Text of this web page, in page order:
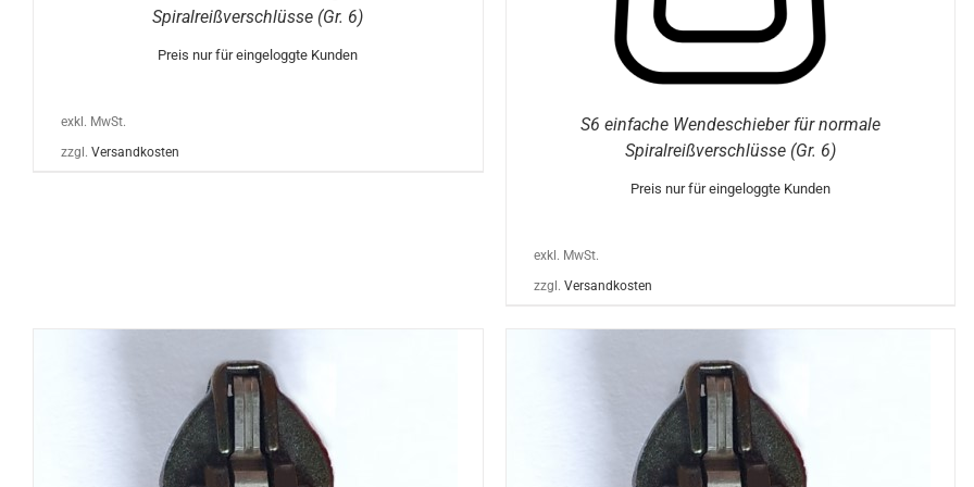
Spiralreißverschlüsse (Gr. 6)
Preis nur für eingeloggte Kunden
exkl. MwSt.
zzgl. Versandkosten
WERDEN
S6 einfache Wendeschieber für normale
Spiralreißverschlüsse (Gr. 6)
Preis nur für eingeloggte Kunden
exkl. MwSt.
zzgl. Versandkosten
WERDEN